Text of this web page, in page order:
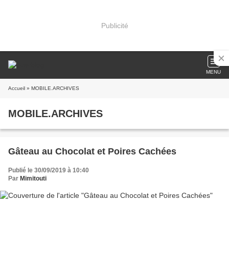
Publicité
MENU
Accueil » MOBILE.ARCHIVES
MOBILE.ARCHIVES
Gâteau au Chocolat et Poires Cachées
Publié le 30/09/2019 à 10:40
Par Mimitouti